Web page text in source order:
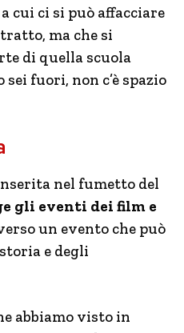
a cui ci si può affacciare
ma che si
di quella scuola
fuori, non c’è spazio
nel fumetto del
gli eventi dei film e
un evento che può
e degli
abbiamo visto in